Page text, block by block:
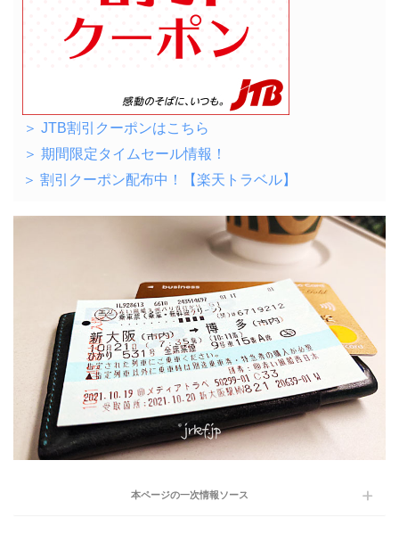
＞ JTB割引クーポンはこちら
＞ 期間限定タイムセール情報！
＞ 割引クーポン配布中！【楽天トラベル】
本ページの一次情報ソース